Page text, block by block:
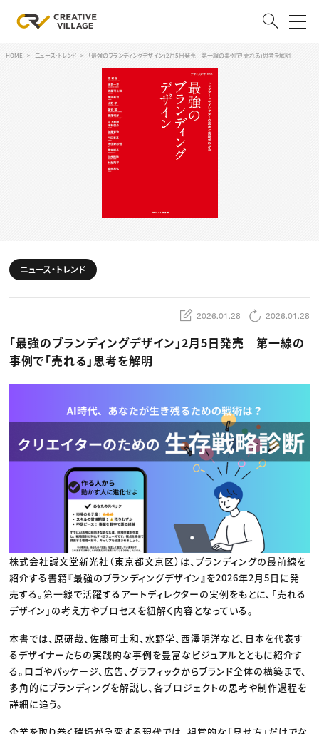
ログイン 会員登録
クリエイター求人を探す
スキルアップしたい！
デザイン
編集・ライティング
マーケティング
ディレクション
業界解説・キャリア事情
お役立ち基礎知識
TOP Creator’s コラム
Webクリエイター
アプリクリエイター
ゲームクリエイター
映像クリエイター
マーケッター
C＆R Magazine
セミナー
映像
広告
出版
CREATIVE VILLAGEからのお知らせ
プロフェッショナル×つながる×メディア
HOME ニュース・トレンド 「最強のブランディングデザイン」2月5日発売 第一線の事例で「売れる」思考を解明
ニュース・トレンド
2026.01.28 2026.01.28
「最強のブランディングデザイン」2月5日発売 第一線の
事例で「売れる」思考を解明
株式会社誠文堂新光社（東京都文京区）は、ブランディングの最前線を
紹介する書籍『最強のブランディングデザイン』を2026年2月5日に発
売する。第一線で活躍するアートディレクターの実例をもとに、「売れる
デザイン」の考え方やプロセスを紐解く内容となっている。
本書では、原研哉、佐藤可士和、水野学、西澤明洋など、日本を代表す
るデザイナーたちの実践的な事例を豊富なビジュアルとともに紹介す
る。ロゴやパッケージ、広告、グラフィックからブランド全体の構築まで、
多角的にブランディングを解説し、各プロジェクトの思考や制作過程を
詳細に追う。
企業を取り巻く環境が急変する現代では、視覚的な「見せ方」だけでな